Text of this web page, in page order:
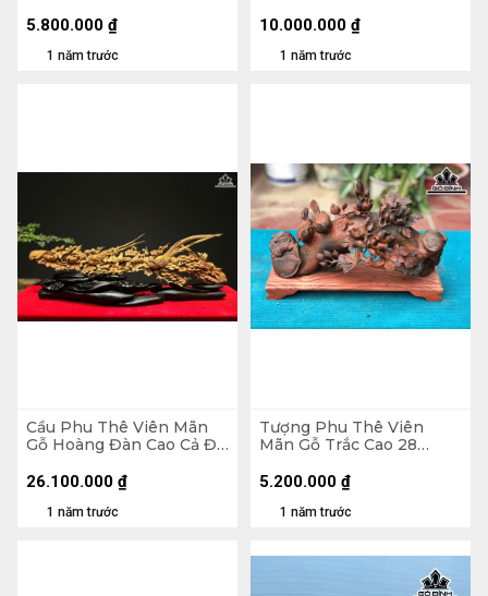
1 năm trước
5.800.000 ₫
- Kỷ Cao 10 (cm)
1 năm trước
10.000.000 ₫
Cầu Phu Thê Viên Mãn
Gỗ Hoàng Đàn Cao Cả Đế
Riêng Tượng Cao 14 (cm)
1 năm trước
26.100.000 ₫
Tượng Phu Thê Viên
Mãn Gỗ Trắc Cao 28
1 năm trước
5.200.000 ₫